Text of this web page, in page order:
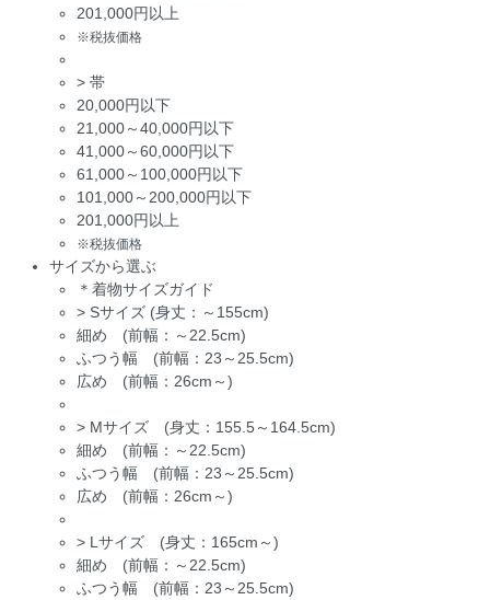
201,000円以上
※税抜価格
> 帯
20,000円以下
21,000～40,000円以下
41,000～60,000円以下
61,000～100,000円以下
101,000～200,000円以下
201,000円以上
※税抜価格
サイズから選ぶ
＊着物サイズガイド
> Sサイズ (身丈：～155cm)
細め (前幅：～22.5cm)
ふつう幅 (前幅：23～25.5cm)
広め (前幅：26cm～)
> Mサイズ (身丈：155.5～164.5cm)
細め (前幅：～22.5cm)
ふつう幅 (前幅：23～25.5cm)
広め (前幅：26cm～)
> Lサイズ (身丈：165cm～)
細め (前幅：～22.5cm)
ふつう幅 (前幅：23～25.5cm)